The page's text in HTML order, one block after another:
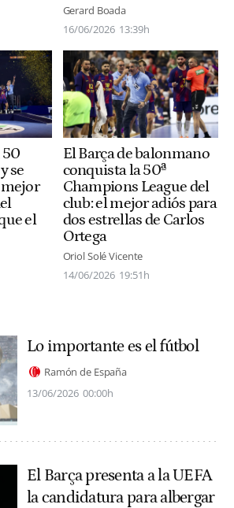
Gerard Boada
16/06/2026 13:39h
50
se
el
El Barça de balonmano
conquista la 50ª
Champions League del
club: el mejor adiós para
dos estrellas de Carlos
Ortega
Oriol Solé Vicente
14/06/2026 19:51h
Lo importante es el fútbol
Ramón de España
13/06/2026 00:00h
El Barça presenta a la UEFA
la candidatura para albergar